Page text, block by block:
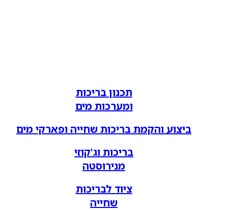
תכנון בריכות
ומערכות מים
ביצוע והקמת בריכות שחייה ופארקי מים
בריכות וג'קוזי
מנירוסטה
ציוד לבריכות
שחייה